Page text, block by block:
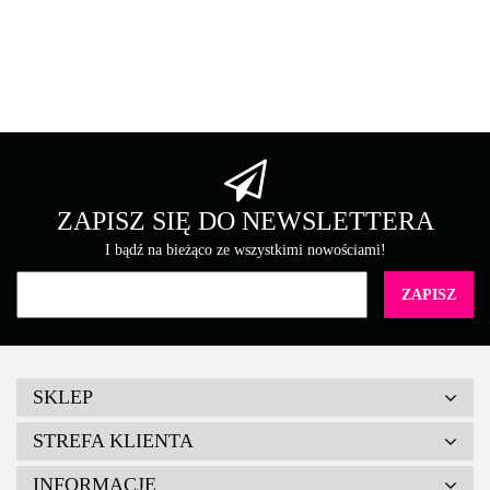
Brother
ZAPISZ SIĘ DO NEWSLETTERA
I bądź na bieżąco ze wszystkimi nowościami!
SKLEP
STREFA KLIENTA
INFORMACJE